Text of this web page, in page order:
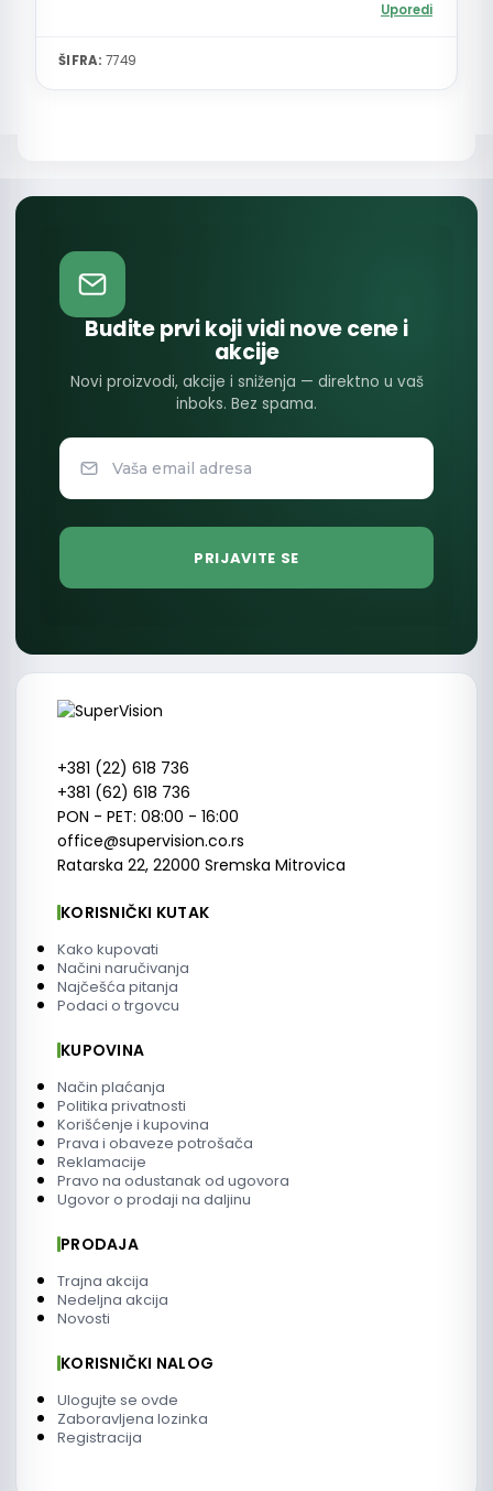
Uporedi
ŠIFRA: 7749
Budite prvi koji vidi nove cene i
akcije
Novi proizvodi, akcije i sniženja — direktno u vaš
inboks. Bez spama.
+381 (22) 618 736
+381 (62) 618 736
PON - PET: 08:00 - 16:00
office@supervision.co.rs
Ratarska 22, 22000 Sremska Mitrovica
KORISNIČKI KUTAK
Kako kupovati
Načini naručivanja
Najčešća pitanja
Podaci o trgovcu
KUPOVINA
Način plaćanja
Politika privatnosti
Korišćenje i kupovina
Prava i obaveze potrošača
Reklamacije
Pravo na odustanak od ugovora
Ugovor o prodaji na daljinu
PRODAJA
Trajna akcija
Nedeljna akcija
Novosti
KORISNIČKI NALOG
Ulogujte se ovde
Zaboravljena lozinka
Registracija